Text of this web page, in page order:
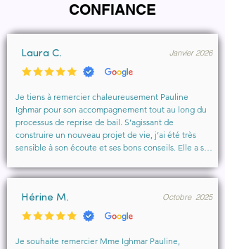
CONFIANCE
Laura C. Janvier 2026
Je tiens à remercier chaleureusement Pauline
Ighmar pour son accompagnement tout au long du
processus de reprise de bail. S’agissant de
construire un nouveau projet de vie, j’ai été très
sensible à son écoute et ses bons conseils. Elle a su
obtenir le local que je souhaitais. Un vrai soutien,
vivement à toute personne cherchant un
accompagnement sérieux et bienveillant.
Hérine M. Octobre 2025
Je souhaite remercier Mme Ighmar Pauline,